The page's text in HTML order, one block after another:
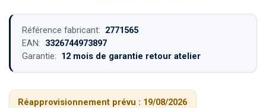
Référence fabricant: 2771565
EAN: 3326744973897
Garantie: 12 mois de garantie retour atelier
Réapprovisionnement prévu : 19/08/2026